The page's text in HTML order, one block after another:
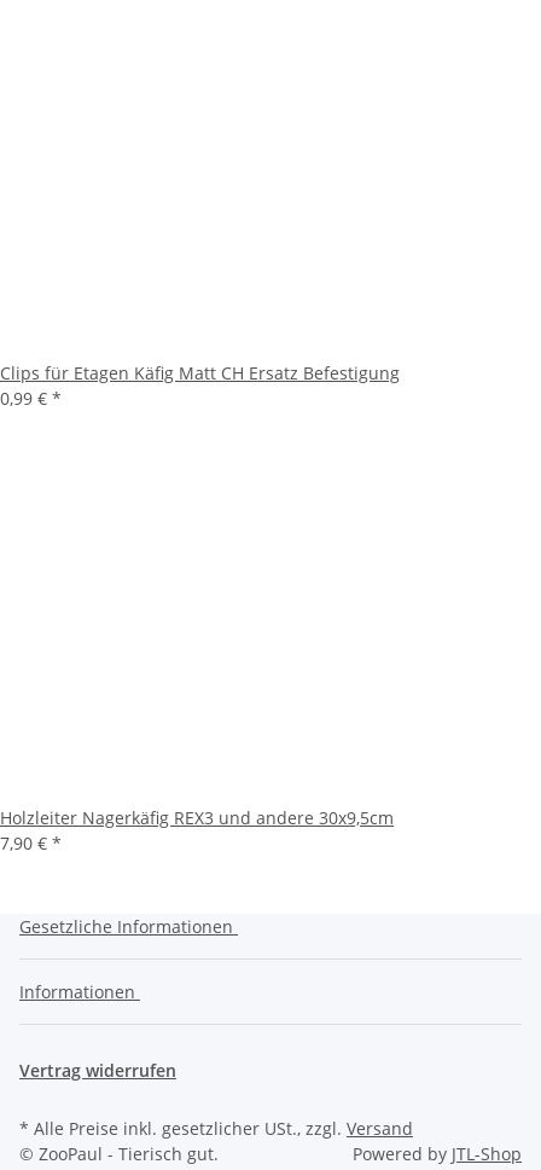
Clips für Etagen Käfig Matt CH Ersatz Befestigung
0,99 € *
Holzleiter Nagerkäfig REX3 und andere 30x9,5cm
7,90 € *
Gesetzliche Informationen
Informationen
Vertrag widerrufen
* Alle Preise inkl. gesetzlicher USt., zzgl. Versand
© ZooPaul - Tierisch gut.
Powered by JTL-Shop